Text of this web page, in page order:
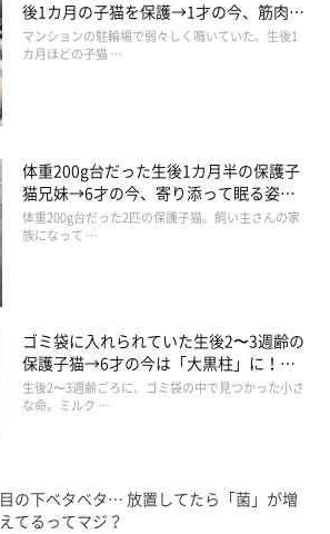
後1カ月の子猫を保護→1才の今、筋肉質
でツンデレなコに成長
マンションの駐輪場で弱々しく鳴いていた、生後1
カ月ほどの子猫 …
体重200g台だった生後1カ月半の保護子
猫兄妹→6才の今、寄り添って眠る姿に
ほっこり！
体重200g台だった2匹の保護子猫。飼い主さんの家
族になって …
ゴミ袋に入れられていた生後2〜3週齢の
保護子猫→6才の今は「大黒柱」に！
美しい黒猫に成長した姿にグッとくる
生後2〜3週齢ごろに、ゴミ袋の中で見つかった小さ
な命。ミルク …
目の下ベタベタ… 放置してたら「菌」が増
えてるってマジ？